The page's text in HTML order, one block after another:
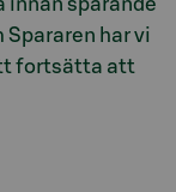
innan sparande
Spararen har vi
fortsätta att